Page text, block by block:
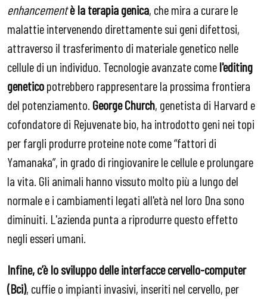
enhancementè la terapia genica, che mira a curare le
malattie intervenendo direttamente sui geni difettosi,
attraverso il trasferimento di materiale genetico nelle
cellule di un individuo. Tecnologie avanzate comel'editing
geneticopotrebbero rappresentare la prossima frontiera
del potenziamento. George Church, genetista di Harvard e
cofondatore di Rejuvenate bio, ha introdotto geni nei topi
per fargli produrre proteine note come “fattori di
Yamanaka”, in grado di ringiovanire le cellule e prolungare
la vita. Gli animali hanno vissuto molto più a lungo del
normale e i cambiamenti legati all'età nel loro Dna sono
diminuiti. L'azienda punta a riprodurre questo effetto
negli esseri umani.
Infine, c’è lo sviluppo delle interfacce cervello-computer
(Bci), cuffie o impianti invasivi, inseriti nel cervello, per